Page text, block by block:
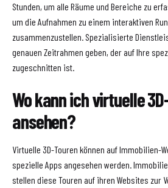
Stunden, um alle Räume und Bereiche zu
um die Aufnahmen zu einem interaktiven
zusammenzustellen. Spezialisierte
genauen Zeitrahmen geben, der auf Ihre
zugeschnitten ist.
Wo kann ich virtuelle
ansehen?
Virtuelle 3D-Touren können auf Immobilien-
spezielle Apps angesehen werden.
stellen diese Touren auf ihren Websites zur